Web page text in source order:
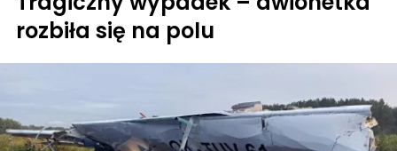
rozbiła się na polu